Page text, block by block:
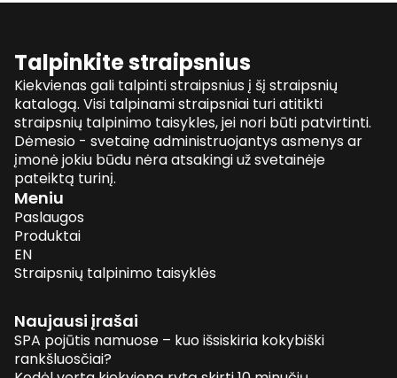
Talpinkite straipsnius
Kiekvienas gali talpinti straipsnius į šį straipsnių
katalogą. Visi talpinami straipsniai turi atitikti
straipsnių talpinimo taisykles, jei nori būti patvirtinti.
Dėmesio - svetainę administruojantys asmenys ar
įmonė jokiu būdu nėra atsakingi už svetainėje
pateiktą turinį.
Meniu
Paslaugos
Produktai
EN
Straipsnių talpinimo taisyklės
Naujausi įrašai
SPA pojūtis namuose – kuo išsiskiria kokybiški
rankšluosčiai?